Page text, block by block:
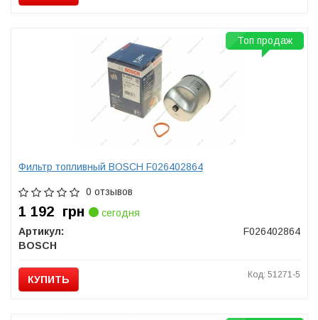
Фильтр топливный BOSCH F026402864
0 отзывов
1 192 грн
сегодня
Артикул:
F026402864
BOSCH
КУПИТЬ Код: 51271-5
Топ продаж